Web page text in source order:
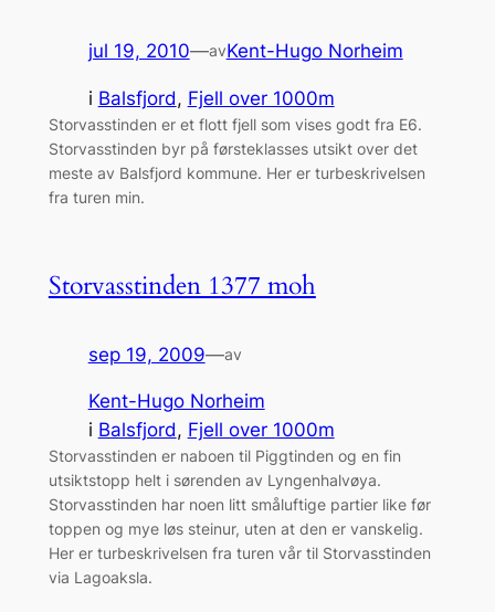
jul 19, 2010—avKent-Hugo Norheim
i Balsfjord, Fjell over 1000m
Storvasstinden er et flott fjell som vises godt fra E6.
Storvasstinden byr på førsteklasses utsikt over det
meste av Balsfjord kommune. Her er turbeskrivelsen
fra turen min.
Storvasstinden 1377 moh
sep 19, 2009—av
Kent-Hugo Norheim
i Balsfjord, Fjell over 1000m
Storvasstinden er naboen til Piggtinden og en fin
utsiktstopp helt i sørenden av Lyngenhalvøya.
Storvasstinden har noen litt småluftige partier like før
toppen og mye løs steinur, uten at den er vanskelig.
Her er turbeskrivelsen fra turen vår til Storvasstinden
via Lagoaksla.